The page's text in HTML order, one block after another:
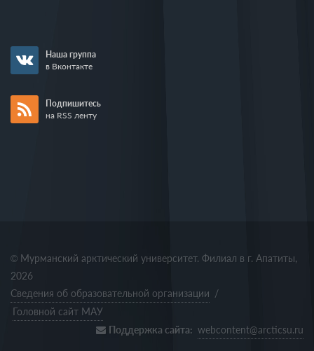
Наша группа
в Вконтакте
Подпишитесь
на RSS ленту
© Мурманский арктический университет. Филиал в г. Апатиты,
2026
Сведения об образовательной организации /
Головной сайт МАУ
Поддержка сайта: webcontent@arcticsu.ru